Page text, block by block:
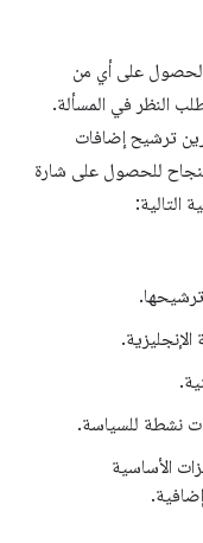
الحصول على أي من
النظر في المسألة.
ترشيح إضافات
للحصول على شارة
التالية:
نشطة للسياسة.
الأساسية